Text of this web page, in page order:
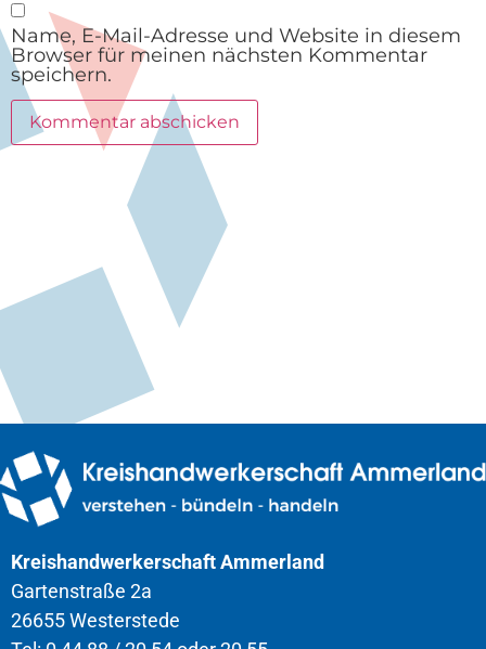
Name, E-Mail-Adresse und Website in diesem
Browser für meinen nächsten Kommentar
speichern.
Kreishandwerkerschaft Ammerland
Gartenstraße 2a
26655 Westerstede